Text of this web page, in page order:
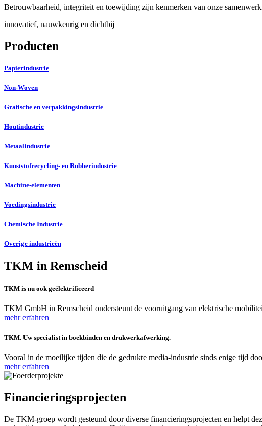
Betrouwbaarheid, integriteit en toewijding zijn kenmerken van onze
innovatief, nauwkeurig en dichtbij
Producten
Papierindustrie
Non-Woven
Grafische en verpakkingsindustrie
Houtindustrie
Metaalindustrie
Kunststofrecycling- en Rubberindustrie
Machine-elementen
Voedingsindustrie
Chemische Industrie
Overige industrieën
TKM in Remscheid
TKM is nu ook geëlektrificeerd
TKM GmbH in Remscheid ondersteunt de vooruitgang van elektrische
mehr erfahren
TKM. Uw specialist in boekbinden en drukwerkafwerking.
Vooral in de moeilijke tijden die de gedrukte media-industrie sinds enige tijd
mehr erfahren
Financieringsprojecten
De TKM-groep wordt gesteund door diverse financieringsprojecten en helpt